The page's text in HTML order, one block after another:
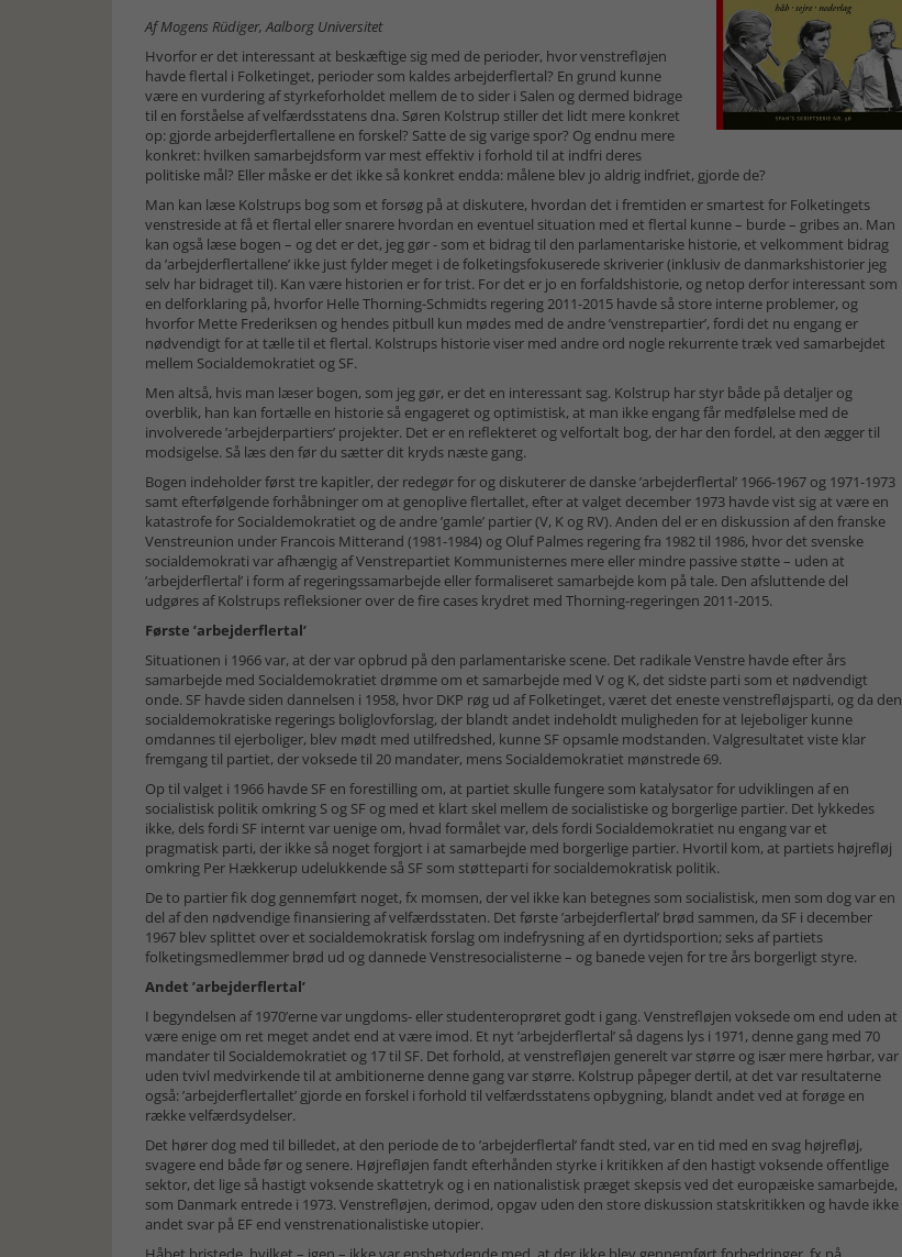
Af Mogens Rüdiger, Aalborg Universitet
Hvorfor er det interessant at beskæftige sig med de perioder, hvor venstrefløjen
havde flertal i Folketinget, perioder som kaldes arbejderflertal? En grund kunne
være en vurdering af styrkeforholdet mellem de to sider i Salen og dermed bidrage
til en forståelse af velfærdsstatens dna. Søren Kolstrup stiller det lidt mere konkret
op: gjorde arbejderflertallene en forskel? Satte de sig varige spor? Og endnu mere
konkret: hvilken samarbejdsform var mest effektiv i forhold til at indfri deres
politiske mål? Eller måske er det ikke så konkret endda: målene blev jo aldrig indfriet, gjorde de?
Man kan læse Kolstrups bog som et forsøg på at diskutere, hvordan det i fremtiden er smartest for Folketingets
venstreside at få et flertal eller snarere hvordan en eventuel situation med et flertal kunne – burde – gribes an. Man
kan også læse bogen – og det er det, jeg gør - som et bidrag til den parlamentariske historie, et velkomment bidrag
da ’arbejderflertallene’ ikke just fylder meget i de folketingsfokuserede skriverier (inklusiv de danmarkshistorier jeg
selv har bidraget til). Kan være historien er for trist. For det er jo en forfaldshistorie, og netop derfor interessant som
en delforklaring på, hvorfor Helle Thorning-Schmidts regering 2011-2015 havde så store interne problemer, og
hvorfor Mette Frederiksen og hendes pitbull kun mødes med de andre ’venstrepartier’, fordi det nu engang er
nødvendigt for at tælle til et flertal. Kolstrups historie viser med andre ord nogle rekurrente træk ved samarbejdet
mellem Socialdemokratiet og SF.
Men altså, hvis man læser bogen, som jeg gør, er det en interessant sag. Kolstrup har styr både på detaljer og
overblik, han kan fortælle en historie så engageret og optimistisk, at man ikke engang får medfølelse med de
involverede ’arbejderpartiers’ projekter. Det er en reflekteret og velfortalt bog, der har den fordel, at den ægger til
modsigelse. Så læs den før du sætter dit kryds næste gang.
Bogen indeholder først tre kapitler, der redegør for og diskuterer de danske ’arbejderflertal’ 1966-1967 og 1971-1973
samt efterfølgende forhåbninger om at genoplive flertallet, efter at valget december 1973 havde vist sig at være en
katastrofe for Socialdemokratiet og de andre ’gamle’ partier (V, K og RV). Anden del er en diskussion af den franske
Venstreunion under Francois Mitterand (1981-1984) og Oluf Palmes regering fra 1982 til 1986, hvor det svenske
socialdemokrati var afhængig af Venstrepartiet Kommunisternes mere eller mindre passive støtte – uden at
’arbejderflertal’ i form af regeringssamarbejde eller formaliseret samarbejde kom på tale. Den afsluttende del
udgøres af Kolstrups refleksioner over de fire cases krydret med Thorning-regeringen 2011-2015.
Første ’arbejderflertal’
Situationen i 1966 var, at der var opbrud på den parlamentariske scene. Det radikale Venstre havde efter års
samarbejde med Socialdemokratiet drømme om et samarbejde med V og K, det sidste parti som et nødvendigt
onde. SF havde siden dannelsen i 1958, hvor DKP røg ud af Folketinget, været det eneste venstrefløjsparti, og da den
socialdemokratiske regerings boliglovforslag, der blandt andet indeholdt muligheden for at lejeboliger kunne
omdannes til ejerboliger, blev mødt med utilfredshed, kunne SF opsamle modstanden. Valgresultatet viste klar
fremgang til partiet, der voksede til 20 mandater, mens Socialdemokratiet mønstrede 69.
Op til valget i 1966 havde SF en forestilling om, at partiet skulle fungere som katalysator for udviklingen af en
socialistisk politik omkring S og SF og med et klart skel mellem de socialistiske og borgerlige partier. Det lykkedes
ikke, dels fordi SF internt var uenige om, hvad formålet var, dels fordi Socialdemokratiet nu engang var et
pragmatisk parti, der ikke så noget forgjort i at samarbejde med borgerlige partier. Hvortil kom, at partiets højrefløj
omkring Per Hækkerup udelukkende så SF som støtteparti for socialdemokratisk politik.
De to partier fik dog gennemført noget, fx momsen, der vel ikke kan betegnes som socialistisk, men som dog var en
del af den nødvendige finansiering af velfærdsstaten. Det første ’arbejderflertal’ brød sammen, da SF i december
1967 blev splittet over et socialdemokratisk forslag om indefrysning af en dyrtidsportion; seks af partiets
folketingsmedlemmer brød ud og dannede Venstresocialisterne – og banede vejen for tre års borgerligt styre.
Andet ’arbejderflertal’
I begyndelsen af 1970’erne var ungdoms- eller studenteroprøret godt i gang. Venstrefløjen voksede om end uden at
være enige om ret meget andet end at være imod. Et nyt ’arbejderflertal’ så dagens lys i 1971, denne gang med 70
mandater til Socialdemokratiet og 17 til SF. Det forhold, at venstrefløjen generelt var større og især mere hørbar, var
uden tvivl medvirkende til at ambitionerne denne gang var større. Kolstrup påpeger dertil, at det var resultaterne
også: ’arbejderflertallet’ gjorde en forskel i forhold til velfærdsstatens opbygning, blandt andet ved at forøge en
række velfærdsydelser.
Det hører dog med til billedet, at den periode de to ’arbejderflertal’ fandt sted, var en tid med en svag højrefløj,
svagere end både før og senere. Højrefløjen fandt efterhånden styrke i kritikken af den hastigt voksende offentlige
sektor, det lige så hastigt voksende skattetryk og i en nationalistisk præget skepsis ved det europæiske samarbejde,
som Danmark entrede i 1973. Venstrefløjen, derimod, opgav uden den store diskussion statskritikken og havde ikke
andet svar på EF end venstrenationalistiske utopier.